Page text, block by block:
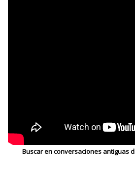
Buscar en conversaciones antiguas